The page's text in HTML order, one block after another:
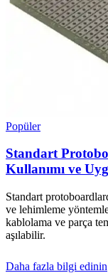
Popüler
Standart
Kullanımı ve
Standart
ve lehimleme
kablolama ve parça
aşılabilir.
Daha fazla bilgi edinin